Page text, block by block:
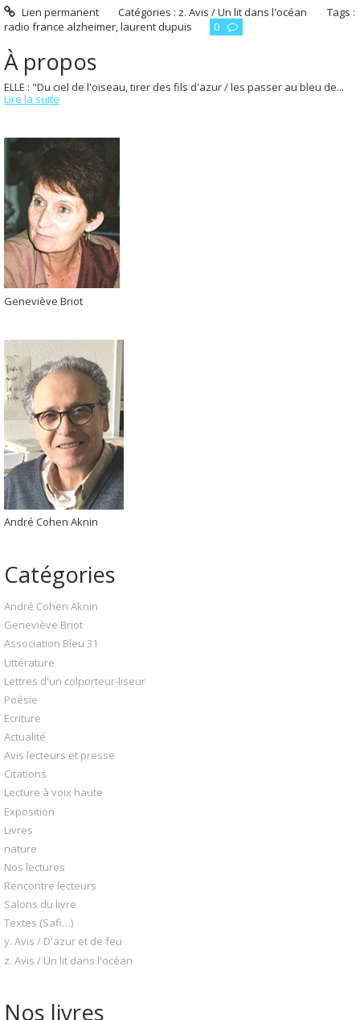
Lien permanent Catégories : z. Avis / Un lit dans l'océan
Tags :
radio france alzheimer,laurent dupuis 0
À propos
ELLE : "Du ciel de l'oiseau, tirer des fils d'azur / les passer au bleu de...
Lire la suite
Geneviève Briot
André Cohen Aknin
Catégories
André Cohen Aknin
Geneviève Briot
Association Bleu 31
Littérature
Lettres d'un colporteur-liseur
Poésie
Ecriture
Actualité
Avis lecteurs et presse
Citations
Lecture à voix haute
Exposition
Livres
nature
Nos lectures
Rencontre lecteurs
Salons du livre
Textes (Safi…)
y. Avis / D'azur et de feu
z. Avis / Un lit dans l'océan
Nos livres